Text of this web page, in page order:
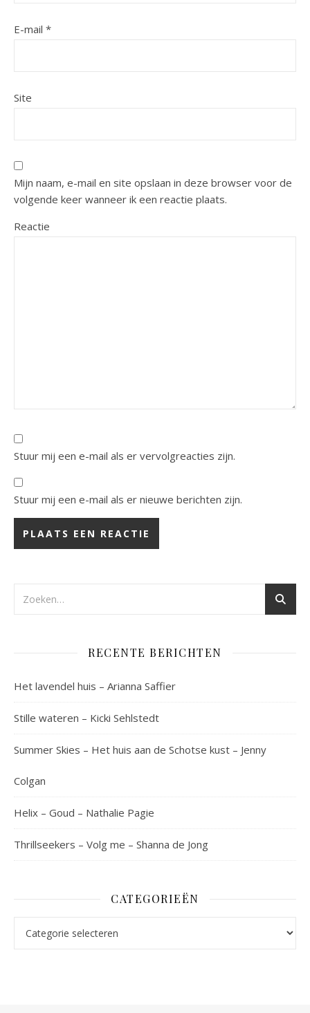
E-mail *
Site
Mijn naam, e-mail en site opslaan in deze browser voor de
volgende keer wanneer ik een reactie plaats.
Reactie
Stuur mij een e-mail als er vervolgreacties zijn.
Stuur mij een e-mail als er nieuwe berichten zijn.
RECENTE BERICHTEN
Het lavendel huis – Arianna Saffier
Stille wateren – Kicki Sehlstedt
Summer Skies – Het huis aan de Schotse kust – Jenny
Colgan
Helix – Goud – Nathalie Pagie
Thrillseekers – Volg me – Shanna de Jong
CATEGORIEËN